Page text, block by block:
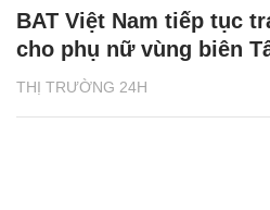
THỊ TRƯỜNG 24H
BAT Việt Nam tiếp tục
cho phụ nữ vùng biên